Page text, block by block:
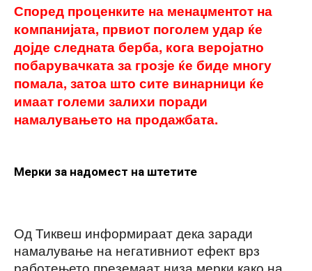
Според проценките на менаџментот на
компанијата, првиот поголем удар ќе
дојде следната берба, кога веројатно
побарувачката за грозје ќе биде многу
помала, затоа што сите винарници ќе
имаат големи залихи поради
намалувањето на продажбата.
Мерки за надомест на штетите
Од Тиквеш информираат дека заради
намалување на негативниот ефект врз
работењето преземаат низа мерки како на